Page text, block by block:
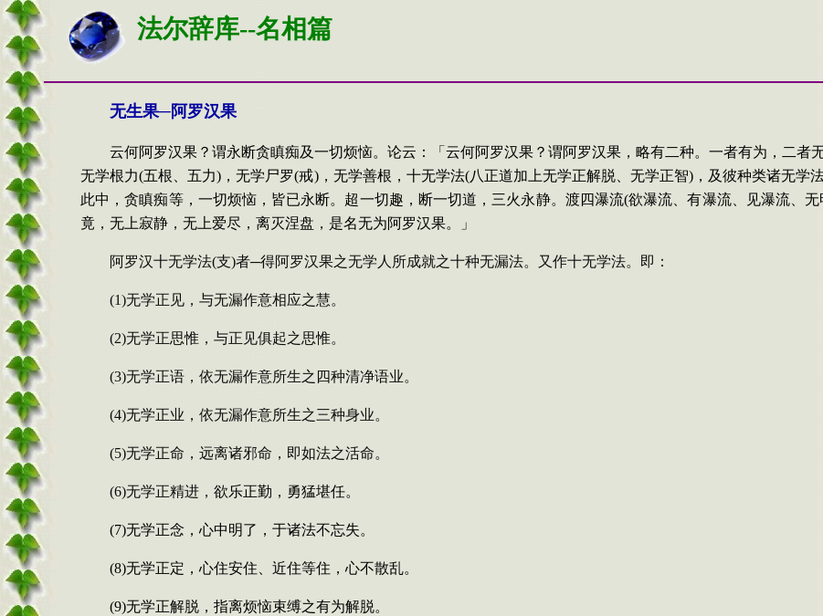
法尔辞库--名相篇
无生果─阿罗汉果
云何阿罗汉果？谓永断贪瞋痴及一切烦恼。 论云： 「 云何阿罗汉果？谓阿罗汉果，略有二种。一者有为，二者
无学根力(五根、五力) ，无学尸罗(戒)，无学善根，十无学法(八正道加上无学正解脱、无学正智) ，及彼种类诸无学
此中，贪瞋痴等，一切烦恼，皆已永断。超一切趣，断一切道，三火永静。渡四瀑流(欲瀑流、有瀑流、见瀑流、无
竟，无上寂静 ，无上爱尽，离灭涅盘，是名无为阿罗汉果。 」
阿罗汉十无学法(支)者─得阿罗汉果之无学人所成就之十种无漏法。又作十无学法。即：
(1)无学正见，与无漏作意相应之慧。
(2)无学正思惟，与正见俱起之思惟。
(3)无学正语，依无漏作意所生之四种清净语业。
(4)无学正业，依无漏作意所生之三种身业。
(5)无学正命，远离诸邪命，即如法之活命。
(6)无学正精进， 欲乐正勤，勇猛堪任。
(7)无学正念，心中明了，于诸法不忘失。
(8)无学正定，心住安住、近住等住，心不散乱。
(9)无学正解脱，指离烦恼束缚之有为解脱。